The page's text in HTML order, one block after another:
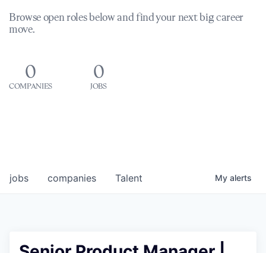
Browse open roles below and find your next big career
move.
0
COMPANIES
0
JOBS
jobs companies Talent My alerts